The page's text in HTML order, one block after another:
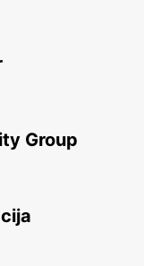
Group